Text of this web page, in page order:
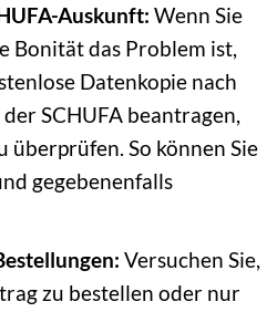
Auskunft: Wenn Sie
Bonität das Problem ist,
Datenkopie nach
SCHUFA beantragen,
überprüfen. So können Sie
gegebenenfalls
Versuchen Sie,
zu bestellen oder nur